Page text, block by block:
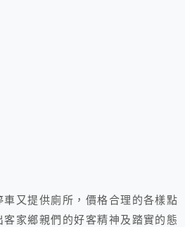
又提供廁所，價格合理的各樣點
家鄉親們的好客精神及踏實的態